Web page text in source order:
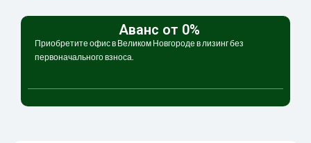
Аванс от 0%
Приобретите офис в Великом Новгороде в лизинг без
первоначального взноса.